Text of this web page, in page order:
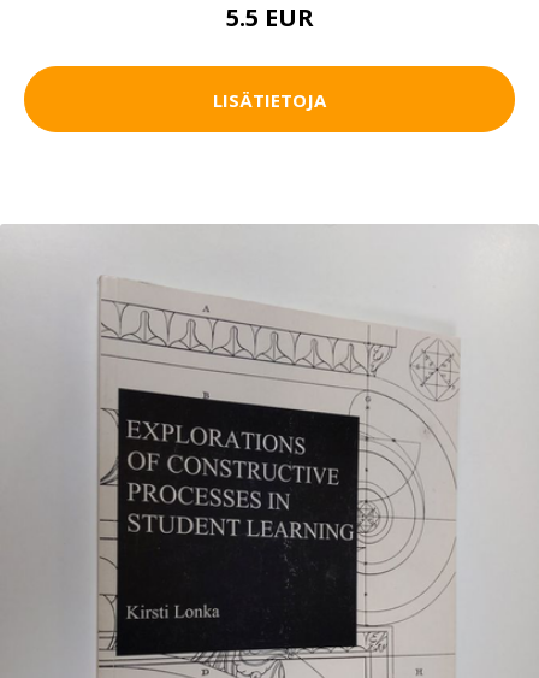
5.5 EUR
LISÄTIETOJA